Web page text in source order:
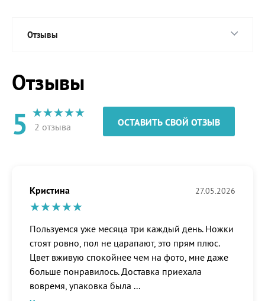
Отзывы
Отзывы
5 2 отзыва ОСТАВИТЬ СВОЙ ОТЗЫВ
Кристина 27.05.2026
Пользуемся уже месяца три каждый день. Ножки
стоят ровно, пол не царапают, это прям плюс.
Цвет вживую спокойнее чем на фото, мне даже
больше понравилось. Доставка приехала
вовремя, упаковка была ...